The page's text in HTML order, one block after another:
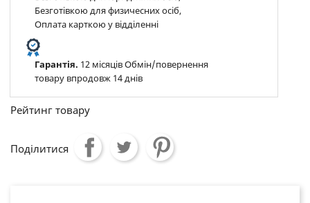
Безготівкою для физичесних осіб,
Оплата карткою у відділенні
Гарантія. 12 місяців Обмін/повернення
товару впродовж 14 днів
Рейтинг товару
Поділитися